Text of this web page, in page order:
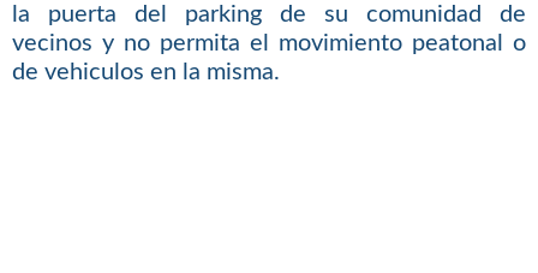
la puerta del parking de su comunidad de
vecinos y no permita el movimiento peatonal o
de vehiculos en la misma.